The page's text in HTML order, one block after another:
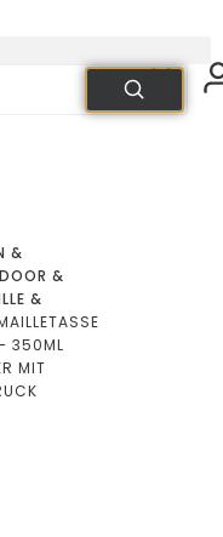
&
&
&
350ML
MIT